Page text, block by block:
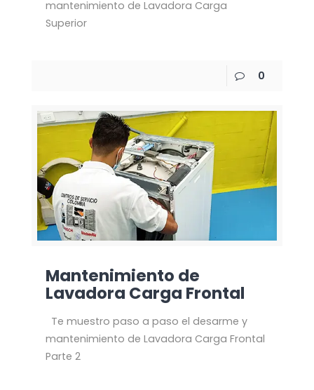
mantenimiento de Lavadora Carga
Superior
0
Mantenimiento de
Lavadora Carga Frontal
Te muestro paso a paso el desarme y
mantenimiento de Lavadora Carga Frontal
Parte 2